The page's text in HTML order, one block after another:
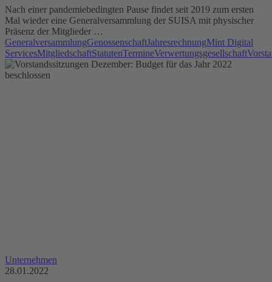
Nach einer pandemiebedingten Pause findet seit 2019 zum ersten
Mal wieder eine Generalversammlung der SUISA mit physischer
Präsenz der Mitglieder …
GeneralversammlungGenossenschaftJahresrechnungMint Digital
ServicesMitgliedschaftStatutenTermineVerwertungsgesellschaft
Unternehmen
28.01.2022